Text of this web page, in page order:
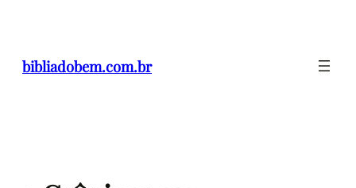
conteúdo
bibliadobem.com.br